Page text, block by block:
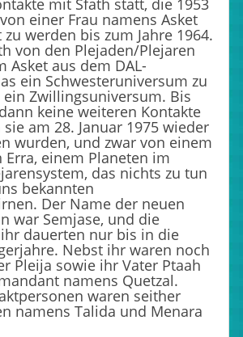
mit Sfath statt, die 1953
einer Frau namens Asket
werden bis zum Jahre 1964.
von den Plejaden/Plejaren
Asket aus dem DAL-
ein Schwesteruniversum zu
Zwillingsuniversum. Bis
keine weiteren Kontakte
am 28. Januar 1975 wieder
wurden, und zwar von einem
Erra, einem Planeten im
das nichts zu tun
bekannten
Der Name der neuen
war Semjase, und die
dauerten nur bis in die
Nebst ihr waren noch
Pleija sowie ihr Vater Ptaah
namens Quetzal.
waren seither
namens Talida und Menara